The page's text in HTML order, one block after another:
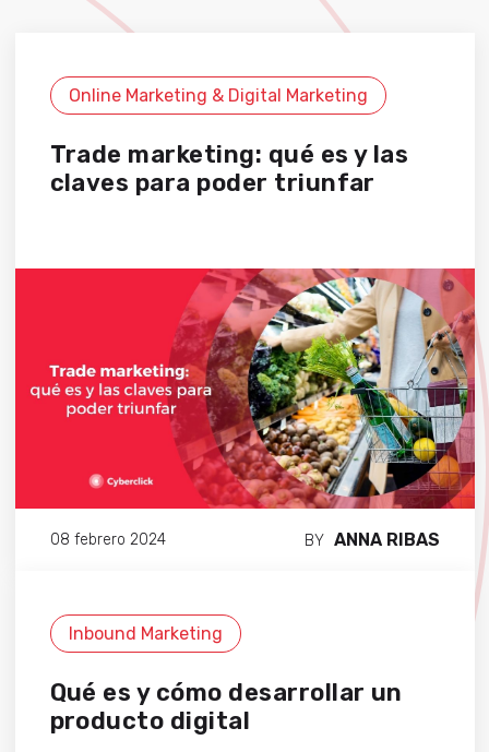
Online Marketing & Digital Marketing
Trade marketing: qué es y las
claves para poder triunfar
08 febrero 2024 BY ANNA RIBAS
Inbound Marketing
Qué es y cómo desarrollar un
producto digital